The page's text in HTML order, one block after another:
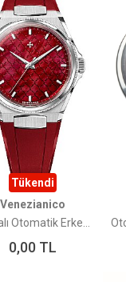
Tükendi
Venezianico
0,00TL